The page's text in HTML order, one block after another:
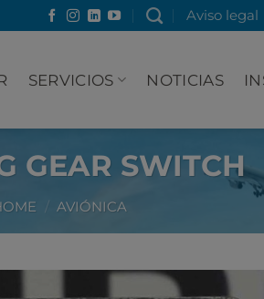
Aviso legal
SERVICIOS NOTICIAS
GEAR SWITCH
/ AVIÓNICA